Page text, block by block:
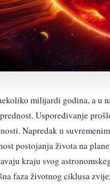
milijardi godina, a u
Uspoređivanje
Napredak u
postojanja života na
kraju svog
faza životnog ciklusa